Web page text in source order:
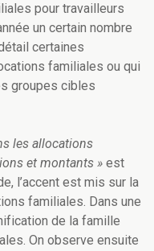
pour travailleurs
un certain nombre
certaines
familiales ou qui
groupes cibles
les allocations
et montants » est
l’accent est mis sur la
familiales. Dans une
de la famille
On observe ensuite